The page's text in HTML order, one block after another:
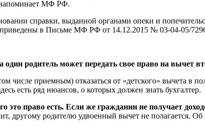
МФ РФ.
справки, выданной органами опеки и
приведены в Письме МФ РФ от 14.12.2015 № 03-04-05/
один родитель может передать свое право на вычет
приемным) отказаться от «детского» вычета в
есть ряд нюансов, о которых должен знать бухгалтер.
это право есть. Если же гражданин не получает
другому родителю удвоенный вычет не полагается.